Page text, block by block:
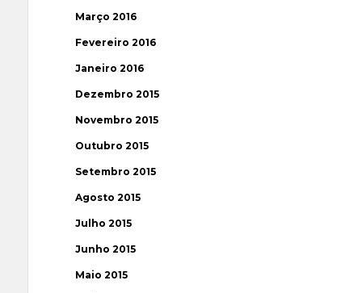
Março 2016
Fevereiro 2016
Janeiro 2016
Dezembro 2015
Novembro 2015
Outubro 2015
Setembro 2015
Agosto 2015
Julho 2015
Junho 2015
Maio 2015